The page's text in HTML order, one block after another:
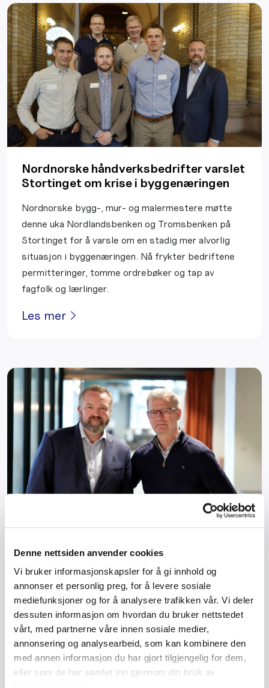
Denne nettsiden anvender cookies
Vi bruker informasjonskapsler for å gi innhold og
annonser et personlig preg, for å levere sosiale
mediefunksjoner og for å analysere trafikken vår. Vi deler
dessuten informasjon om hvordan du bruker nettstedet
vårt, med partnerne våre innen sosiale medier,
annonsering og analysearbeid, som kan kombinere den
med annen informasjon du har gjort tilgjengelig for dem,
eller som de har samlet inn gjennom din bruk av
Nordnorske håndverksbedrifter varslet
Stortinget om krise i byggenæringen
Nordnorske bygg-, mur- og malermestere møtte
denne uka Nordlandsbenken og Tromsbenken på
Stortinget for å varsle om en stadig mer alvorlig
situasjon i byggenæringen. Nå frykter bedriftene
permitteringer, tomme ordrebøker og tap av
fagfolk og lærlinger.
Les mer
renteheving
Den siste rentehevingen forsterker en allerede
krevende situasjon i bygghåndverket. Nå ber
Bygghåndverk Norge regjeringen bruke
finanspolitikken mer aktivt for å bevare kapasitet,
kompetanse og lærlingeplasser i byggenæringen.
Les mer